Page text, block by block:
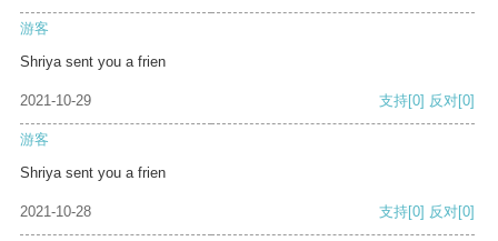
游客
Shriya sent you a frien
2021-10-29 支持[0] 反对[0]
游客
Shriya sent you a frien
2021-10-28 支持[0] 反对[0]